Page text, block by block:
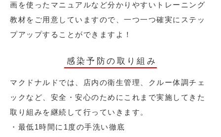
画を使ったマニュアルなど分かりやすいトレーニング
教材をご用意していますので、一つ一つ確実にステッ
プアップすることができますよ！
感染予防の取り組み
マクドナルドでは、店内の衛生管理、クルー体調チェ
ックなど、安全・安心のためにこれまで実施してきた
取り組みを継続して行っていきます。
・最低1時間に1度の手洗い徹底